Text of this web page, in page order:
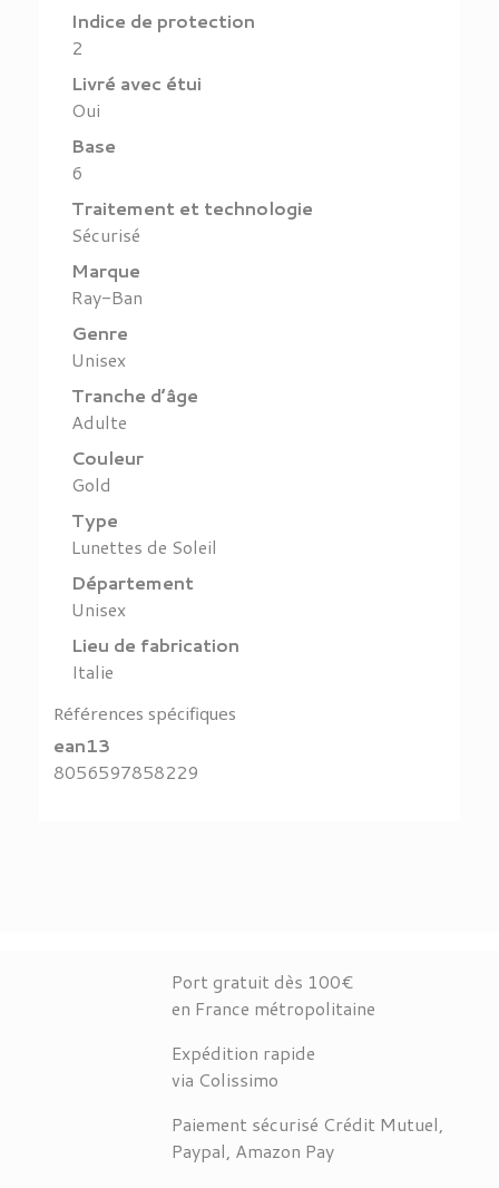
Indice de protection
2
Livré avec étui
Oui
Base
6
Traitement et technologie
Sécurisé
Marque
Ray-Ban
Genre
Unisex
Tranche d’âge
Adulte
Couleur
Gold
Type
Lunettes de Soleil
Département
Unisex
Lieu de fabrication
Italie
Références spécifiques
ean13
8056597858229
Port gratuit dès 100€
en France métropolitaine
Expédition rapide
via Colissimo
Paiement sécurisé Crédit Mutuel,
Paypal, Amazon Pay